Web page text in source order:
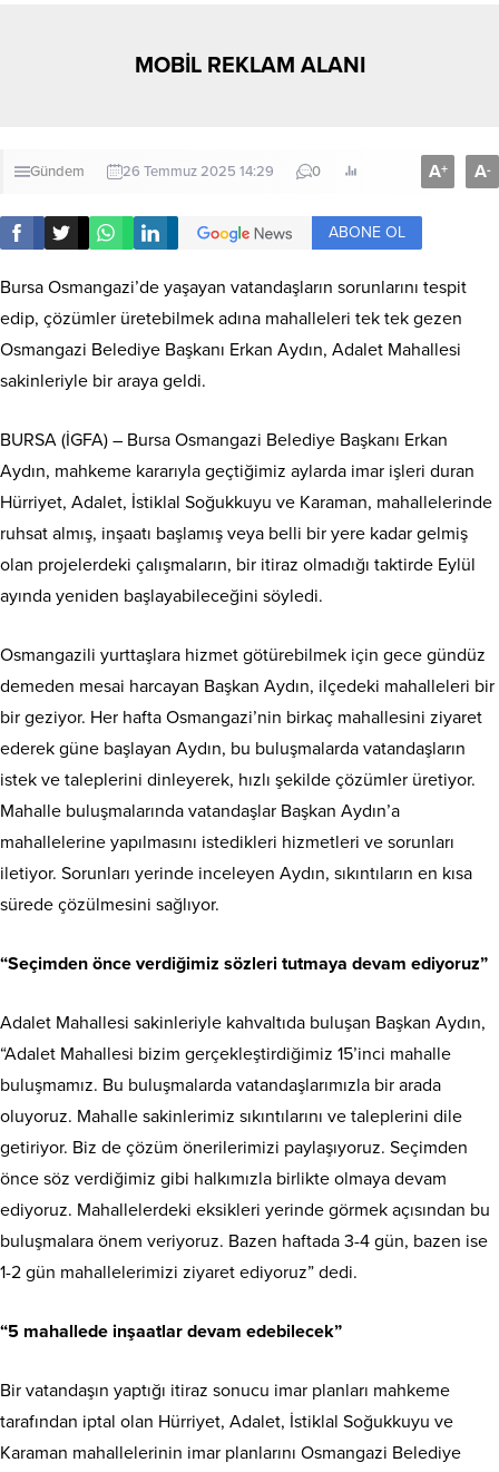
MOBİL REKLAM ALANI
Gündem 26 Temmuz 2025 14:29 0 A+ A-
ABONE OL
Bursa Osmangazi’de yaşayan vatandaşların sorunlarını tespit
edip, çözümler üretebilmek adına mahalleleri tek tek gezen
Osmangazi Belediye Başkanı Erkan Aydın, Adalet Mahallesi
sakinleriyle bir araya geldi.
BURSA (İGFA) – Bursa Osmangazi Belediye Başkanı Erkan
Aydın, mahkeme kararıyla geçtiğimiz aylarda imar işleri duran
Hürriyet, Adalet, İstiklal Soğukkuyu ve Karaman, mahallelerinde
ruhsat almış, inşaatı başlamış veya belli bir yere kadar gelmiş
olan projelerdeki çalışmaların, bir itiraz olmadığı taktirde Eylül
ayında yeniden başlayabileceğini söyledi.
Osmangazili yurttaşlara hizmet götürebilmek için gece gündüz
demeden mesai harcayan Başkan Aydın, ilçedeki mahalleleri bir
bir geziyor. Her hafta Osmangazi’nin birkaç mahallesini ziyaret
ederek güne başlayan Aydın, bu buluşmalarda vatandaşların
istek ve taleplerini dinleyerek, hızlı şekilde çözümler üretiyor.
Mahalle buluşmalarında vatandaşlar Başkan Aydın’a
mahallelerine yapılmasını istedikleri hizmetleri ve sorunları
iletiyor. Sorunları yerinde inceleyen Aydın, sıkıntıların en kısa
sürede çözülmesini sağlıyor.
“Seçimden önce verdiğimiz sözleri tutmaya devam ediyoruz”
Adalet Mahallesi sakinleriyle kahvaltıda buluşan Başkan Aydın,
“Adalet Mahallesi bizim gerçekleştirdiğimiz 15’inci mahalle
buluşmamız. Bu buluşmalarda vatandaşlarımızla bir arada
oluyoruz. Mahalle sakinlerimiz sıkıntılarını ve taleplerini dile
getiriyor. Biz de çözüm önerilerimizi paylaşıyoruz. Seçimden
önce söz verdiğimiz gibi halkımızla birlikte olmaya devam
ediyoruz. Mahallelerdeki eksikleri yerinde görmek açısından bu
buluşmalara önem veriyoruz. Bazen haftada 3-4 gün, bazen ise
1-2 gün mahallelerimizi ziyaret ediyoruz” dedi.
“5 mahallede inşaatlar devam edebilecek”
Bir vatandaşın yaptığı itiraz sonucu imar planları mahkeme
tarafından iptal olan Hürriyet, Adalet, İstiklal Soğukkuyu ve
Karaman mahallelerinin imar planlarını Osmangazi Belediye